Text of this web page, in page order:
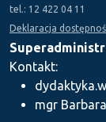
tel.: 12 422 04 11
Deklaracja
Kontakt:
mgr